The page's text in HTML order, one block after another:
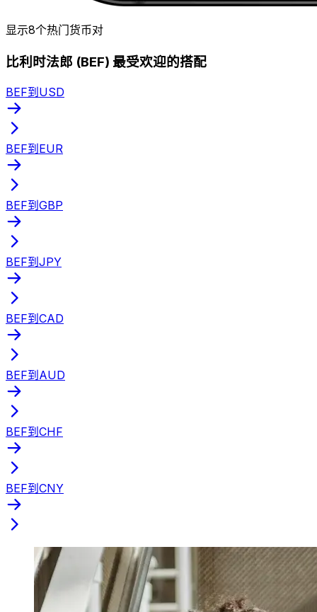
显示8个热门货币对
比利时法郎 (BEF) 最受欢迎的搭配
BEF到USD
BEF到EUR
BEF到GBP
BEF到JPY
BEF到CAD
BEF到AUD
BEF到CHF
BEF到CNY